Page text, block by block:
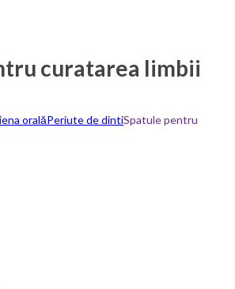
curatarea limbii
oralăPeriute de dintiSpatule pentru